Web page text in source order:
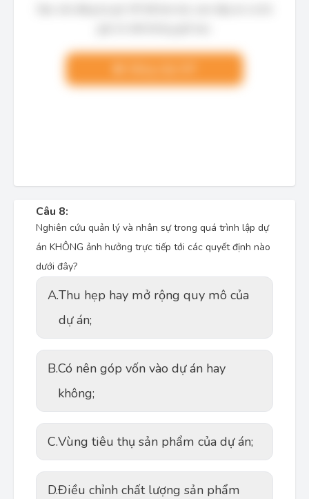
Câu 8:
Nghiên cứu quản lý và nhân sự trong quá trình lập dự
án KHÔNG ảnh hưởng trực tiếp tới các quyết định nào
dưới đây?
A.Thu hẹp hay mở rộng quy mô của
dự án;
B.Có nên góp vốn vào dự án hay
không;
C.Vùng tiêu thụ sản phẩm của dự án;
D.Điều chỉnh chất lượng sản phẩm